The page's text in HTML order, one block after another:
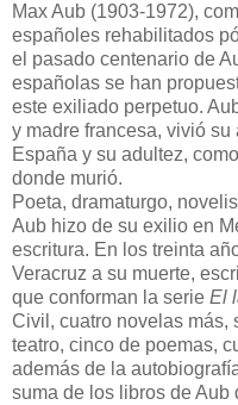
Max Aub (1903-1972),
españoles rehabilitados
el pasado centenario de
españolas se han
este exiliado perpetuo.
y madre francesa, vivió
España y su adultez,
donde murió.
Poeta, dramaturgo,
Aub hizo de su exilio en
escritura. En los treinta
Veracruz a su muerte,
que conforman la serie El
Civil, cuatro novelas más,
teatro, cinco de poemas,
además de la
suma de los libros de Aub